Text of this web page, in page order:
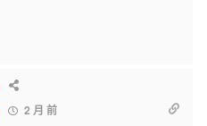
2 月 前